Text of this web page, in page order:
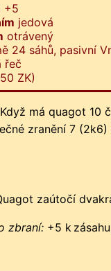
+5
jedová
otrávený
24 sáhů, pasivní
řeč
ZK)
Když má quagot 10
zranění 7
zaútočí
zbraní: +5 k